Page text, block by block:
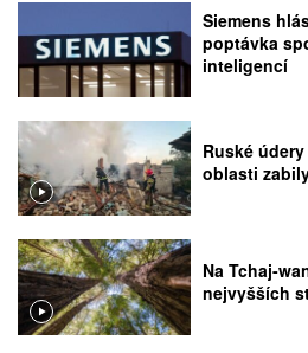
Siemens
poptávka
inteligencí
Ruské
oblasti
Na Tchaj-
nejvyšších